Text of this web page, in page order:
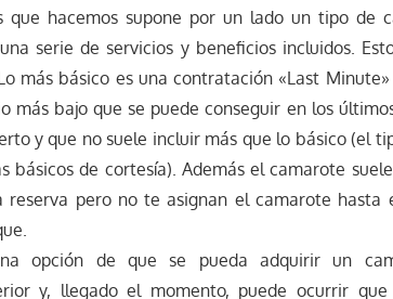
que hacemos supone por un lado un tipo de
serie de servicios y beneficios incluidos.
más básico es una contratación «Last
más bajo que se puede conseguir en los
y que no suele incluir más que lo básico (el
básicos de cortesía). Además el camarote
reserva pero no te asignan el camarote hasta
opción de que se pueda adquirir un
y, llegado el momento, puede ocurrir